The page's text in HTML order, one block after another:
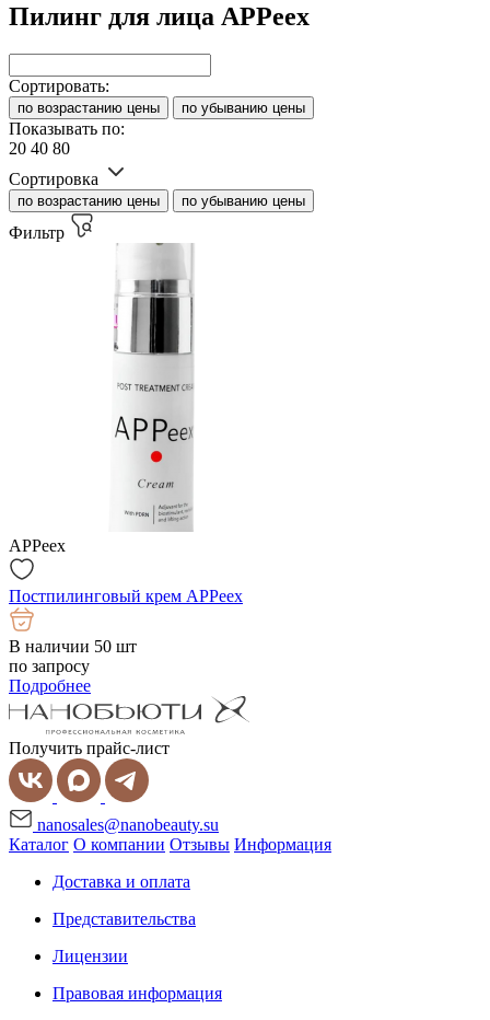
Пилинг для лица APPeex
Сортировать:
по возрастанию цены по убыванию цены
Показывать по:
20 40 80
Сортировка
по возрастанию цены по убыванию цены
Фильтр
APPeex
Постпилинговый крем APPeex
В наличии 50 шт
по запросу
Подробнее
Получить прайс-лист
nanosales@nanobeauty.su
Каталог О компании Отзывы Информация
Доставка и оплата
Представительства
Лицензии
Правовая информация